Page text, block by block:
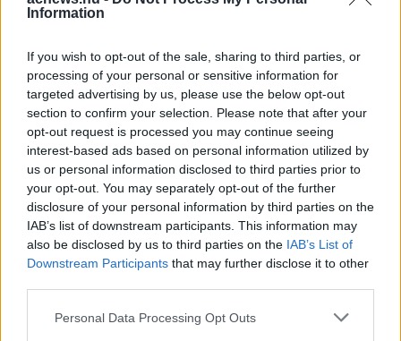
Information
If you wish to opt-out of the sale, sharing to third parties, or
processing of your personal or sensitive information for
targeted advertising by us, please use the below opt-out
section to confirm your selection. Please note that after your
opt-out request is processed you may continue seeing
interest-based ads based on personal information utilized by
us or personal information disclosed to third parties prior to
your opt-out. You may separately opt-out of the further
disclosure of your personal information by third parties on the
IAB’s list of downstream participants. This information may
also be disclosed by us to third parties on the IAB’s List of
Downstream Participants that may further disclose it to other
Please note that this website/app uses one or more Google
Personal Data Processing Opt Outs
Hirdetés